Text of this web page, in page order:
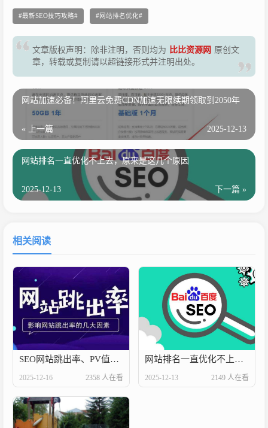
最新SEO技巧攻略 网站排名优化
文章版权声明：除非注明，否则均为 比比资源网 原创文
章，转载或复制请以超链接形式并注明出处。
网站加速必备！阿里云免费CDN加速无限续期领取到2050年
« 上一篇 2025-12-13
网站排名一直优化不上去，原来是这几个原因
下一篇 »
2025-12-13
相关阅读
SEO网站跳出率、PV值达到多少才算及格
2025-12-16 2358 人在看
网站排名一直优化不上去，原来是这几个原因
2025-12-13 2149 人在看